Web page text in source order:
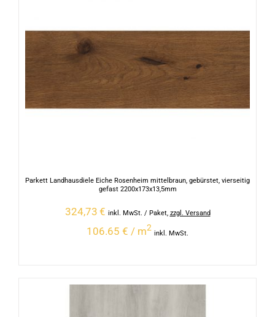
Parkett Landhausdiele Eiche Rosenheim mittelbraun, gebürstet, vierseitig
gefast 2200x173x13,5mm
324,73 € inkl. MwSt. / Paket, zzgl. Versand
106.65 € / m2
inkl. MwSt.